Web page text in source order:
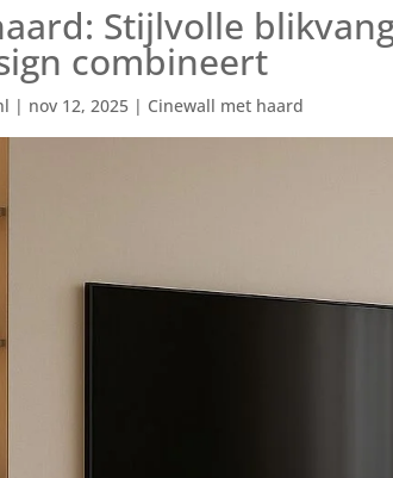
Stijlvolle
combineert
| nov 12, 2025 | Cinewall met haard